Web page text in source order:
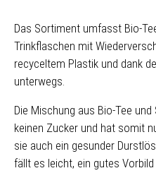
Das Sortiment umfasst Bio-
Trinkflaschen mit
recyceltem Plastik und dank
unterwegs.
Die Mischung aus Bio-Tee
keinen Zucker und hat somit
sie auch ein gesunder
fällt es leicht, ein gutes